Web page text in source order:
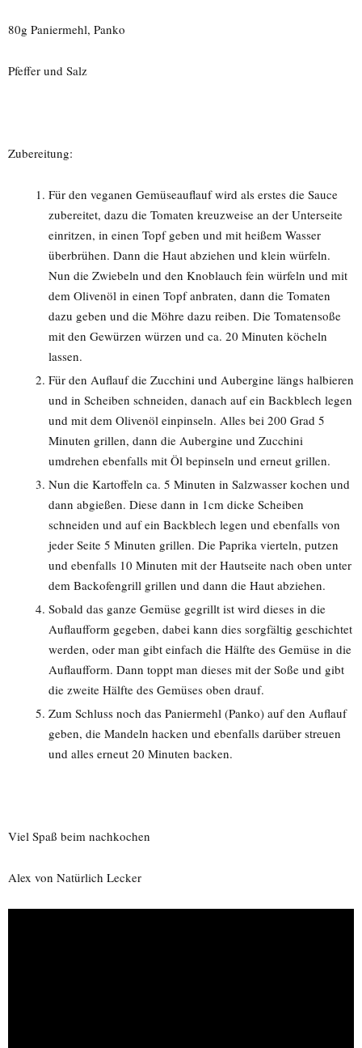
80g Paniermehl, Panko
Pfeffer und Salz
Zubereitung:
Für den veganen Gemüseauflauf wird als erstes die Sauce
zubereitet, dazu die Tomaten kreuzweise an der Unterseite
einritzen, in einen Topf geben und mit heißem Wasser
überbrühen. Dann die Haut abziehen und klein würfeln.
Nun die Zwiebeln und den Knoblauch fein würfeln und mit
dem Olivenöl in einen Topf anbraten, dann die Tomaten
dazu geben und die Möhre dazu reiben. Die Tomatensoße
mit den Gewürzen würzen und ca. 20 Minuten köcheln
lassen.
Für den Auflauf die Zucchini und Aubergine längs halbieren
und in Scheiben schneiden, danach auf ein Backblech legen
und mit dem Olivenöl einpinseln. Alles bei 200 Grad 5
Minuten grillen, dann die Aubergine und Zucchini
umdrehen ebenfalls mit Öl bepinseln und erneut grillen.
Nun die Kartoffeln ca. 5 Minuten in Salzwasser kochen und
dann abgießen. Diese dann in 1cm dicke Scheiben
schneiden und auf ein Backblech legen und ebenfalls von
jeder Seite 5 Minuten grillen. Die Paprika vierteln, putzen
und ebenfalls 10 Minuten mit der Hautseite nach oben unter
dem Backofengrill grillen und dann die Haut abziehen.
Sobald das ganze Gemüse gegrillt ist wird dieses in die
Auflaufform gegeben, dabei kann dies sorgfältig geschichtet
werden, oder man gibt einfach die Hälfte des Gemüse in die
Auflaufform. Dann toppt man dieses mit der Soße und gibt
die zweite Hälfte des Gemüses oben drauf.
Zum Schluss noch das Paniermehl (Panko) auf den Auflauf
geben, die Mandeln hacken und ebenfalls darüber streuen
und alles erneut 20 Minuten backen.
Viel Spaß beim nachkochen
Alex von Natürlich Lecker